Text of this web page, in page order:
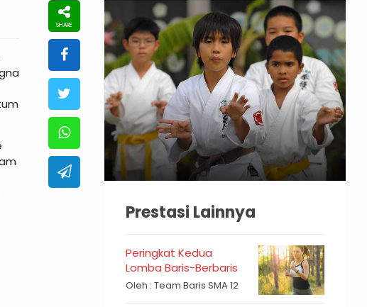
Prestasi Lainnya
Peringkat Kedua
Lomba Baris-Berbaris
Oleh : Team Baris SMA 12